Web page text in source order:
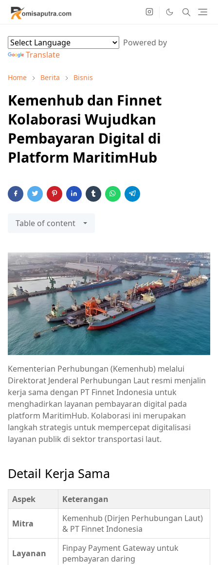
Powered by
Translate
Home Berita Bisnis
Kemenhub dan Finnet
Kolaborasi Wujudkan
Pembayaran Digital di
Platform MaritimHub
Table of content
Kementerian Perhubungan (Kemenhub) melalui
Direktorat Jenderal Perhubungan Laut resmi menjalin
kerja sama dengan PT Finnet Indonesia untuk
menghadirkan layanan pembayaran digital pada
platform MaritimHub. Kolaborasi ini merupakan
langkah strategis untuk mempercepat digitalisasi
layanan publik di sektor transportasi laut.
Detail Kerja Sama
Aspek Keterangan
Mitra
Kemenhub (Dirjen Perhubungan Laut)
& PT Finnet Indonesia
Layanan
Finpay Payment Gateway untuk
pembayaran daring